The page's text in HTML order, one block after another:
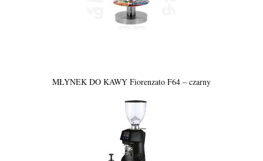
MŁYNEK DO KAWY Fiorenzato F64 – czarny